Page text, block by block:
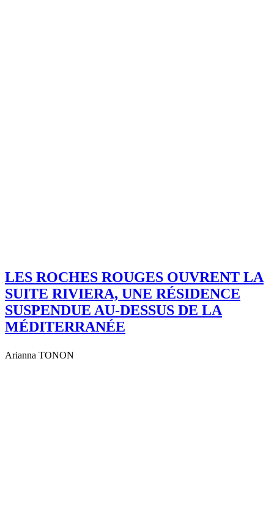
LES ROCHES ROUGES OUVRENT LA
SUITE RIVIERA, UNE RÉSIDENCE
SUSPENDUE AU-DESSUS DE LA
MÉDITERRANÉE
Arianna TONON